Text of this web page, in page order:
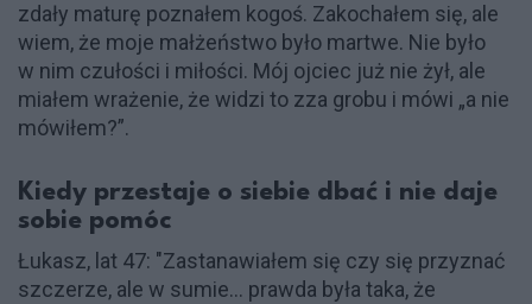
zdały maturę poznałem kogoś. Zakochałem się, ale
wiem, że moje małżeństwo było martwe. Nie było
w nim czułości i miłości. Mój ojciec już nie żył, ale
miałem wrażenie, że widzi to zza grobu i mówi „a nie
mówiłem?”.
Kiedy przestaje o siebie dbać i nie daje
sobie pomóc
Łukasz, lat 47: "Zastanawiałem się czy się przyznać
szczerze, ale w sumie… prawda była taka, że